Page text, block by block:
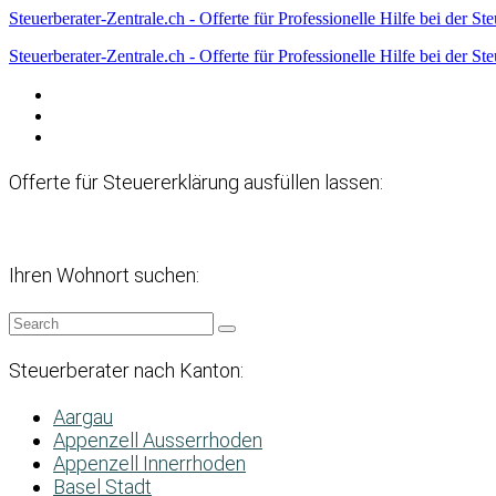
Steuerberater-Zentrale.ch - Offerte für Professionelle Hilfe bei der
Steuerberater-Zentrale.ch - Offerte für Professionelle Hilfe bei der
Offerte für Steuererklärung ausfüllen lassen:
Ihren Wohnort suchen:
Steuerberater nach Kanton:
Aargau
Appenzell Ausserrhoden
Appenzell Innerrhoden
Basel Stadt